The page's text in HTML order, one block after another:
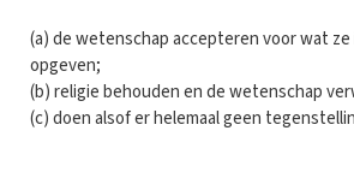
(a) de wetenschap accepteren voor wat ze
opgeven;
(b) religie behouden en de wetenschap
(c) doen alsof er helemaal geen